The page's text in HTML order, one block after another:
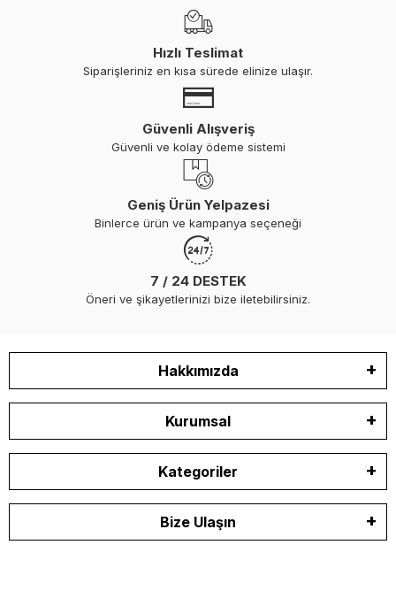
Hızlı Teslimat
Siparişleriniz en kısa sürede elinize ulaşır.
Güvenli Alışveriş
Güvenli ve kolay ödeme sistemi
Geniş Ürün Yelpazesi
Binlerce ürün ve kampanya seçeneği
7 / 24 DESTEK
Öneri ve şikayetlerinizi bize iletebilirsiniz.
Hakkımızda
Kurumsal
Kategoriler
Bize Ulaşın